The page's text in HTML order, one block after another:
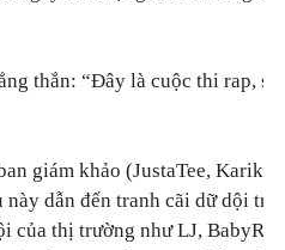
thắn: “Đây là cuộc thi rap,
giám khảo (JustaTee, Karik,
dẫn đến tranh cãi dữ dội
của thị trường như LJ,